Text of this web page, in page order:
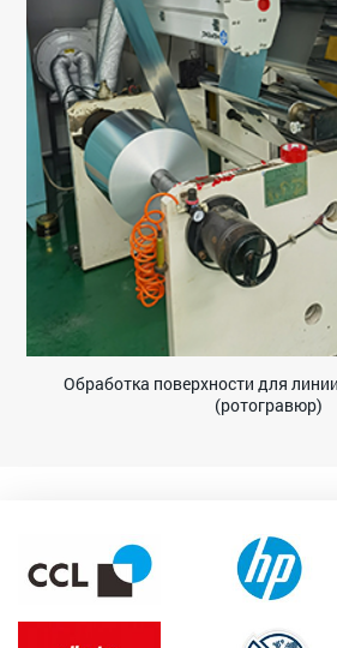
Обработка поверхности для
(ротогравюр)